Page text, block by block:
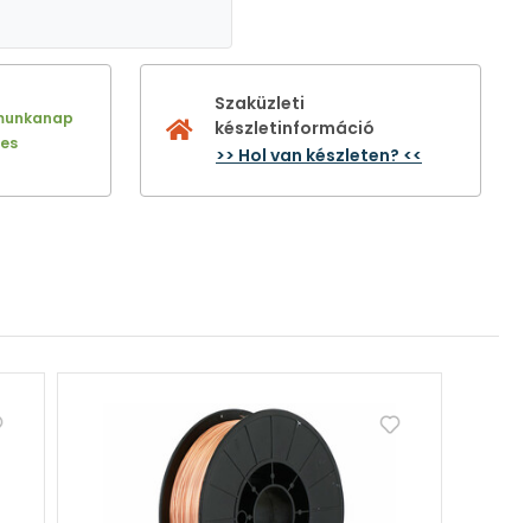
Szaküzleti
készletinformáció
>> Hol van készleten? <<